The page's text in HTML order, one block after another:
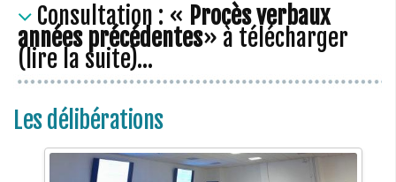
Consultation : « Procèsverbaux
années précédentes» à télécharger
(lire la suite)...
Les délibérations